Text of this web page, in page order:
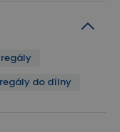
do dílny